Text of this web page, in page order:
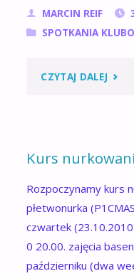
MARCIN REIF
SPOTKANIA
CZYTAJ DALEJ
Kurs
Rozpoczynamy kurs
płetwonurka
czwartek
0 20.00. zajęcia
październiku (dwa